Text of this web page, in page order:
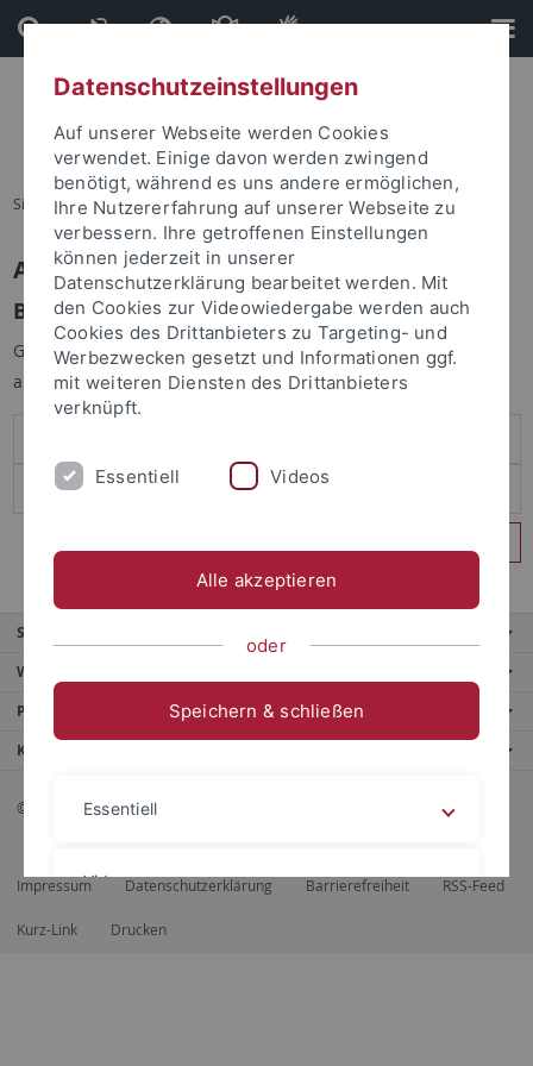
Direkt
zum
Inhalt
Direkt
zur
Fußleiste
Sie sind hier: Startseite
Anmelden
Benutzeranmeldung
Geben Sie Ihren Benutzernamen und Ihr Passwort an um sich
anzumelden:
Service
Weitere Angebote
Portale
Kontaktinfo
© 2026 Eberhard Karls Universität Tübingen, Tübingen
Impressum Datenschutzerklärung Barrierefreiheit RSS-Feed
Kurz-Link Drucken
Datenschutzeinstellungen
Auf unserer Webseite werden Cookies
verwendet. Einige davon werden zwingend
benötigt, während es uns andere ermöglichen,
Ihre Nutzererfahrung auf unserer Webseite zu
verbessern. Ihre getroffenen Einstellungen
können jederzeit in unserer
Datenschutzerklärung bearbeitet werden. Mit
den Cookies zur Videowiedergabe werden auch
Cookies des Drittanbieters zu Targeting- und
Werbezwecken gesetzt und Informationen ggf.
mit weiteren Diensten des Drittanbieters
verknüpft.
Essentiell Videos
Alle akzeptieren
oder
Speichern & schließen
Essentiell
Videos